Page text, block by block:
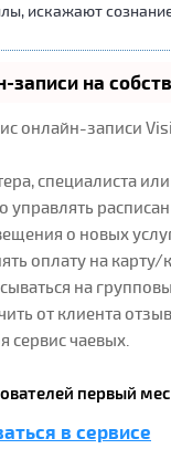
искажают
записи на
онлайн-записи
специалиста
управлять
о новых
оплату на карту/
на
от клиента
сервис чаевых.
первый
в сервисе